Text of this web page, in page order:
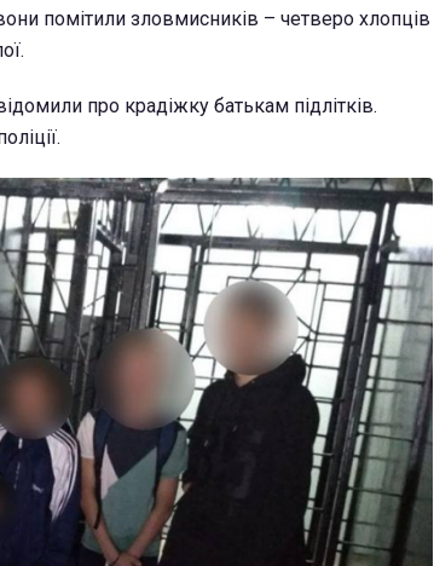
помітили зловмисників – четверо хлопців
про крадіжку батькам підлітків.